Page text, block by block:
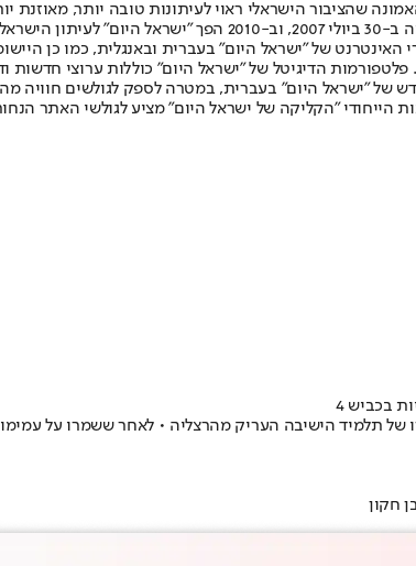
שהציבור הישראלי ראוי לעיתונות טובה יותר, מאוזנת
תשלום. המהדורה המודפסת הראשונה פורסמה ב-30
פלטפורמות הדיגיטל של "ישראל היום" כוללות ערוצי חדשות
החדש של "ישראל היום" בעברית, במטרה לספק לגולשים
הייחודי "הקליקה של ישראל היום" מציע לגולשי האתר
בכביש 4
תלמיד הישיבה העריק מהרצליה • לאחר ששמרו על עמימות
חקון